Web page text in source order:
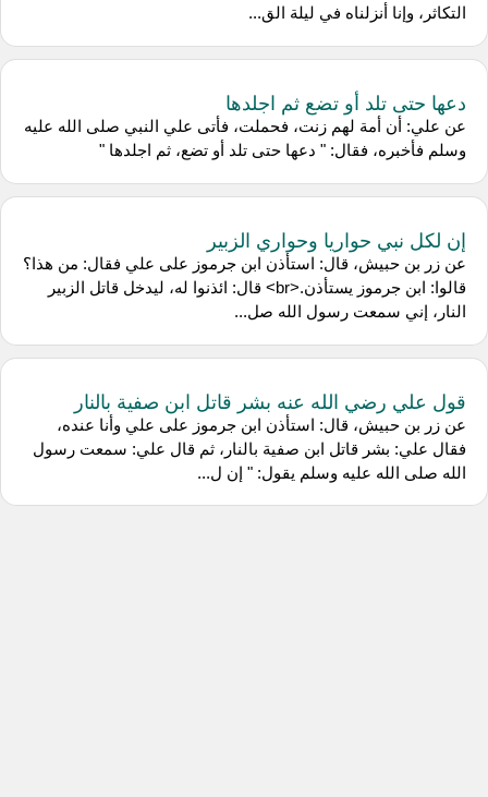
التكاثر، وإنا أنزلناه في ليلة الق...
دعها حتى تلد أو تضع ثم اجلدها
عن علي: أن أمة لهم زنت، فحملت، فأتى علي النبي صلى الله عليه
وسلم فأخبره، فقال: " دعها حتى تلد أو تضع، ثم اجلدها "
إن لكل نبي حواريا وحواري الزبير
عن زر بن حبيش، قال: استأذن ابن جرموز على علي فقال: من هذا؟
قالوا: ابن جرموز يستأذن.<br> قال: ائذنوا له، ليدخل قاتل الزبير
النار، إني سمعت رسول الله صل...
قول علي رضي الله عنه بشر قاتل ابن صفية بالنار
عن زر بن حبيش، قال: استأذن ابن جرموز على علي وأنا عنده،
فقال علي: بشر قاتل ابن صفية بالنار، ثم قال علي: سمعت رسول
الله صلى الله عليه وسلم يقول: " إن ل...